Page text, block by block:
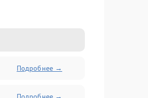
Подробнее →